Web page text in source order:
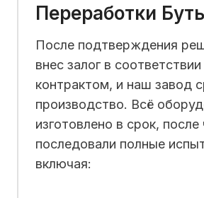
Переработки
После подтверждения
внес залог в соответствии
контрактом, и наш завод
производство. Всё
изготовлено в срок, после
последовали полные
включая: